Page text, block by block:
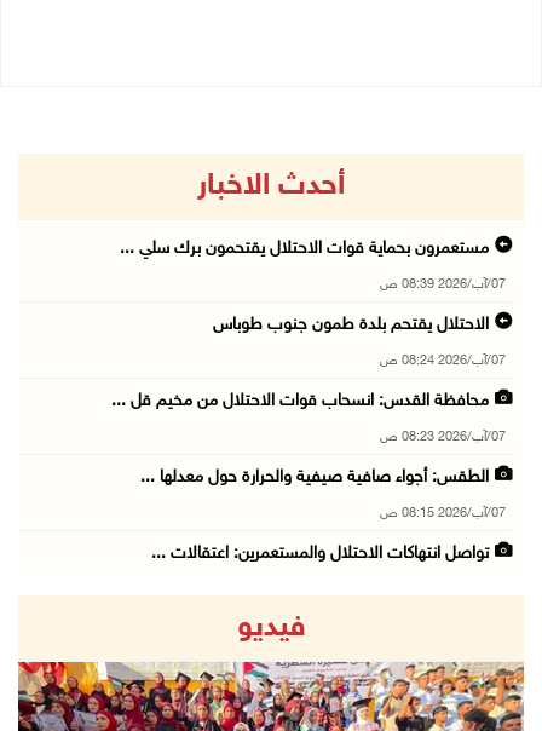
أحدث الاخبار
مستعمرون بحماية قوات الاحتلال يقتحمون برك سلي ...
07/آب/2026 08:39 ص
الاحتلال يقتحم بلدة طمون جنوب طوباس
07/آب/2026 08:24 ص
محافظة القدس: انسحاب قوات الاحتلال من مخيم قل ...
07/آب/2026 08:23 ص
الطقس: أجواء صافية صيفية والحرارة حول معدلها ...
07/آب/2026 08:15 ص
تواصل انتهاكات الاحتلال والمستعمرين: اعتقالات ...
الاحتلال يخطر باقتلاع أشجار من 310 دونمات وال ...
06/آب/2026 11:14 م
قوات الاحتلال تقتحم يعبد جنوب غرب جنين
فيديو